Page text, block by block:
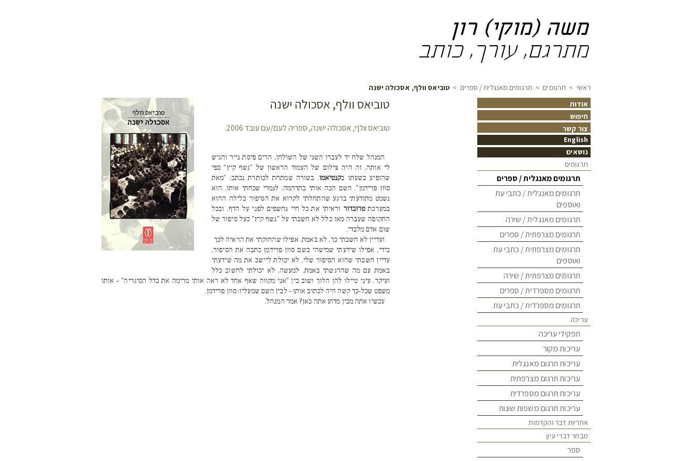
ראשי > תרגומים > תרגומים מאנגלית / ספרים > טוביאס וולף, אסכולה ישנה
טוביאס וולף, אסכולה ישנה
טוביאס וולף, אסכולה ישנה, ספריה לעם/עם עובד 2006.
המנהל שלח יד לעברו השני של השולחן, הרים פיסת נייר והגיש
לי אותה. זה היה צילום של העמוד הראשון של "נשף קיץ" כפי
שהופיע בשעתו בקנטיאמו. בשורה שמתחת לכותרת נכתב: "מאת
סוזן פרידמן". השם הכה אותי בתדהמה. לגמרי שכחתי אותו. הוא
נשמט מתודעתי ברגע שהתחלתי לקרוא את הסיפור בלילה ההוא
במערכתטרובדור וראיתי את כל חיי נחשפים לפני על הדף, ובכל
התקופה שעברה מאז כלל לא חשבתי על "נשף קיץ" כעל סיפור של
שום אדם מלבדי.
ועדיין לא חשבתי כך, לא באמת. אפילו שהחזקתי את הראיה לכך
בידי, אפילו שידעתי שמישהי בשם סוזן פרידמן כתבה את הסיפור,
עדיין חשבתי שהוא הסיפור שלי. לא יכולת ליישב את מה שידעתי
באמת עם מה שהרגשתי באמת. למעשה, לא יכולתי לחשוב כלל
ועיקר. עיני טיילו להן הלוך ושוב בין "אני מקווה שאף אחד לא ראה אותי מרימה את בדל הסיגריה" – אותו
משפט שכל-כך קשה היה לכתוב אותו – לבין השם שמעליו: סוזן פרידמן.
עכשיו אתה מבין מדוע אתה כאן? אמר המנהל.
אודות
חיפוש
צור קשר
English
נושאים
תרגומים
תרגומים מאנגלית / ספרים
תרגומים מאנגלית / כתבי עת
ואוספים
תרגומים מאנגלית / שירה
תרגומים מצרפתית / ספרים
תרגומים מצרפתית / כתבי עת
ואוספים
תרגומים מצרפתית / שירה
תרגומים מספרדית / ספרים
תרגומים מספרדית / כתבי עת
עריכה
תפקידי עריכה
עריכות מקור
עריכות תרגום מאנגלית
עריכות תרגום מצרפתית
עריכות תרגום מספרדית
עריכות תרגום משפות שונות
אחריות דבר והקדמות
מבחר דברי עיון
ספר